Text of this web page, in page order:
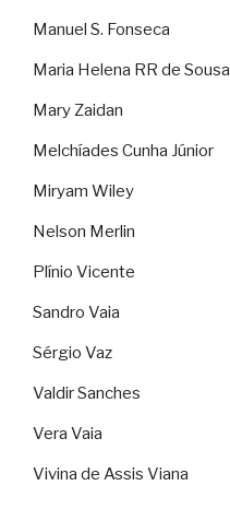
Manuel S. Fonseca
Maria Helena RR de Sousa
Mary Zaidan
Melchíades Cunha Júnior
Miryam Wiley
Nelson Merlin
Plínio Vicente
Sandro Vaia
Sérgio Vaz
Valdir Sanches
Vera Vaia
Vivina de Assis Viana